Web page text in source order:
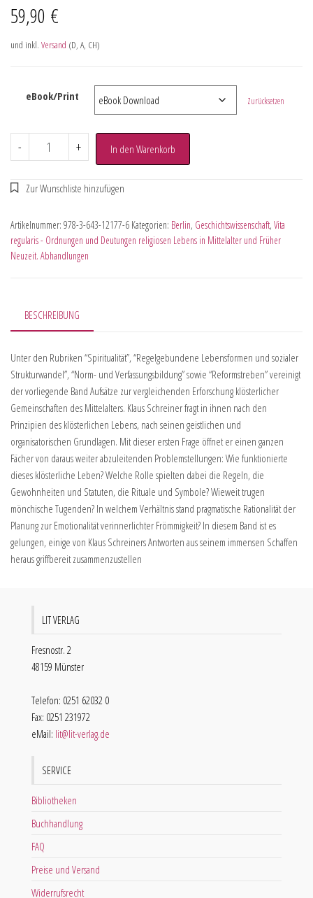
59,90 €
und inkl. Versand (D, A, CH)
eBook/Print Zurücksetzen
- + In den Warenkorb
Artikelnummer: 978-3-643-12177-6 Kategorien: Berlin, Geschichtswissenschaft, Vita
regularis - Ordnungen und Deutungen religiosen Lebens in Mittelalter und Früher
Neuzeit. Abhandlungen
BESCHREIBUNG
Unter den Rubriken “Spiritualität”, “Regelgebundene Lebensformen und sozialer
Strukturwandel”, “Norm- und Verfassungsbildung” sowie “Reformstreben” vereinigt
der vorliegende Band Aufsätze zur vergleichenden Erforschung klösterlicher
Gemeinschaften des Mittelalters. Klaus Schreiner fragt in ihnen nach den
Prinzipien des klösterlichen Lebens, nach seinen geistlichen und
organisatorischen Grundlagen. Mit dieser ersten Frage öffnet er einen ganzen
Fächer von daraus weiter abzuleitenden Problemstellungen: Wie funktionierte
dieses klösterliche Leben? Welche Rolle spielten dabei die Regeln, die
Gewohnheiten und Statuten, die Rituale und Symbole? Wieweit trugen
mönchische Tugenden? In welchem Verhältnis stand pragmatische Rationalität der
Planung zur Emotionalität verinnerlichter Frömmigkeit? In diesem Band ist es
gelungen, einige von Klaus Schreiners Antworten aus seinem immensen Schaffen
heraus griffbereit zusammenzustellen
LIT VERLAG
Fresnostr. 2
48159 Münster
Telefon: 0251 62032 0
Fax: 0251 231972
eMail: lit@lit-verlag.de
SERVICE
Bibliotheken
Buchhandlung
FAQ
Preise und Versand
Widerrufsrecht